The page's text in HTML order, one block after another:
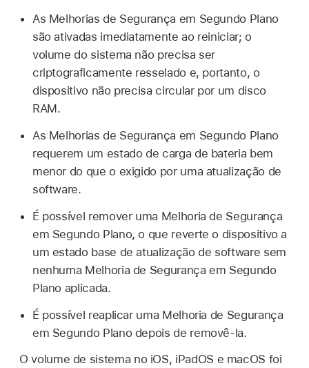
As Melhorias de Segurança em Segundo Plano
são ativadas imediatamente ao reiniciar; o
volume do sistema não precisa ser
criptograficamente resselado e, portanto, o
dispositivo não precisa circular por um disco
RAM.
As Melhorias de Segurança em Segundo Plano
requerem um estado de carga de bateria bem
menor do que o exigido por uma atualização de
software.
É possível remover uma Melhoria de Segurança
em Segundo Plano, o que reverte o dispositivo a
um estado base de atualização de software sem
nenhuma Melhoria de Segurança em Segundo
Plano aplicada.
É possível reaplicar uma Melhoria de Segurança
em Segundo Plano depois de removê‑la.
O volume de sistema no iOS, iPadOS e macOS foi